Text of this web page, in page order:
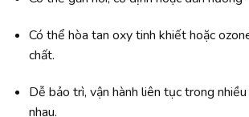
Có thể hòa tan oxy tinh khiết hoặc
chất.
Dễ bảo trì, vận hành liên tục trong
nhau.